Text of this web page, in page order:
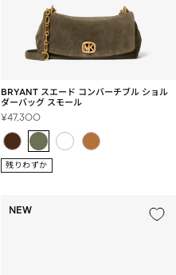
BRYANT スエード コンバーチブル ショル
ダーバッグ スモール
セ
ル
価
格
¥47,300
残りわずか
NEW